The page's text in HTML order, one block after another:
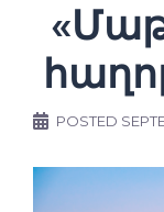
POSTED